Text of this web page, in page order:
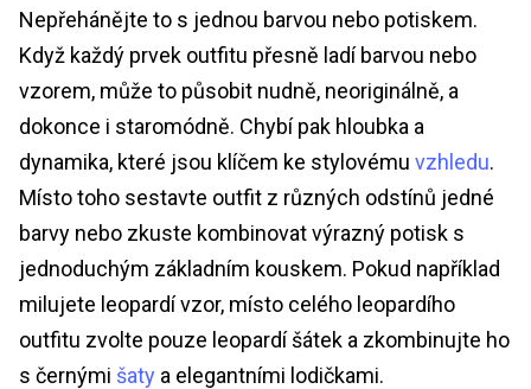
Nepřehánějte to s jednou barvou nebo potiskem.
Když každý prvek outfitu přesně ladí barvou nebo
vzorem, může to působit nudně, neoriginálně, a
dokonce i staromódně. Chybí pak hloubka a
dynamika, které jsou klíčem ke stylovému vzhledu.
Místo toho sestavte outfit z různých odstínů jedné
barvy nebo zkuste kombinovat výrazný potisk s
jednoduchým základním kouskem. Pokud například
milujete leopardí vzor, místo celého leopardího
outfitu zvolte pouze leopardí šátek a zkombinujte ho
s černými šaty a elegantními lodičkami.